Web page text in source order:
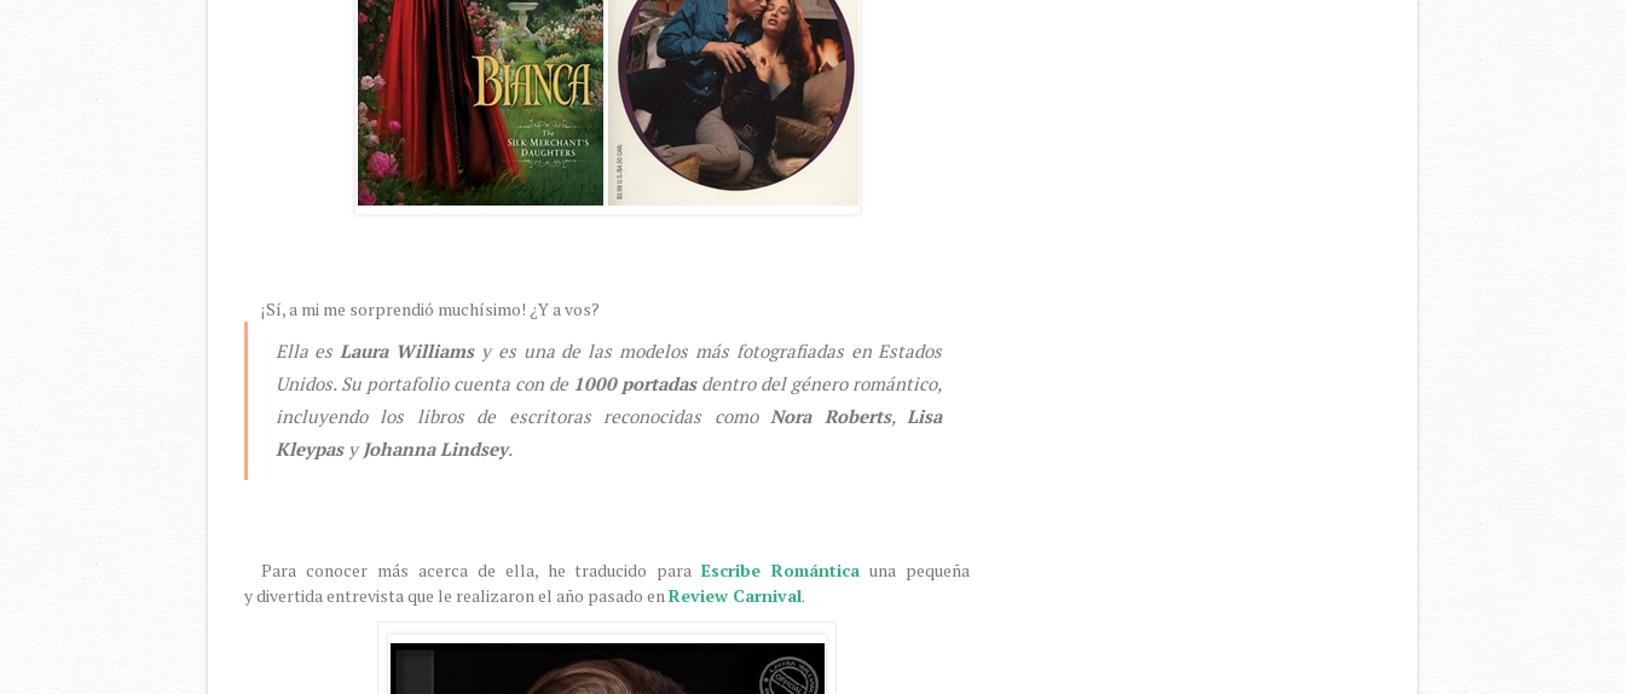
¡Sí, a mi me sorprendió muchísimo! ¿Y a vos?
Ella es Laura Williamsy es una de las modelos más fotografiadas en Estados
Unidos. Su portafolio cuenta con de 1000 portadasdentro del género romántico,
incluyendo los libros de escritoras reconocidas comoNora Roberts,Lisa
KleypasyJohanna Lindsey.
Para conocer más acerca de ella, he traducido paraEscribe Romántica una pequeña
y divertida entrevista que le realizaron el año pasado enReview Carnival.